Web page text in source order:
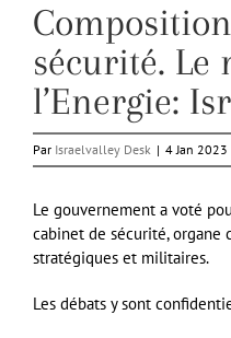
sécurité. Le
l’Energie:
Par Israelvalley Desk | 4 Jan 2023
Le gouvernement a voté
cabinet de sécurité, organe
stratégiques et militaires.
Les débats y sont